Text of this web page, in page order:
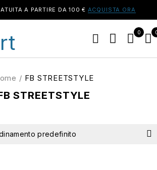
A PARTIRE DA 100 € ACQUISTA ORA
0
STREETSTYLE
/ FB STREETSTYLE
predefinito